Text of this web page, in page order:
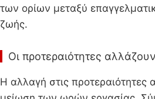
των ορίων μεταξύ
ζωής.
Οι προτεραιότητες αλλάζουν
Η αλλαγή στις προτεραιότητες